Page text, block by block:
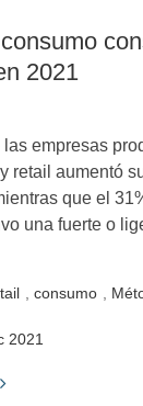
2021
empresas
retail aumentó
que el
una fuerte o
consumo
2021